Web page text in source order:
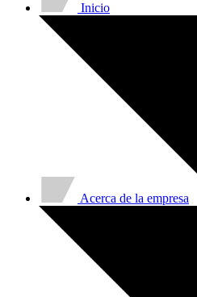
Inicio
Acerca de la empresa